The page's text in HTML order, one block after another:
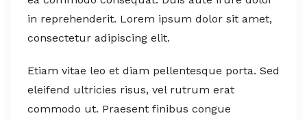
in reprehenderit. Lorem ipsum dolor sit amet,
consectetur adipiscing elit.
Etiam vitae leo et diam pellentesque porta. Sed
eleifend ultricies risus, vel rutrum erat
commodo ut. Praesent finibus congue